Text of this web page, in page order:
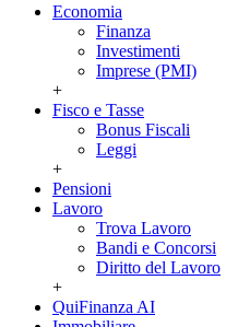
Economia
Finanza
Investimenti
Imprese (PMI)
+
Fisco e Tasse
Bonus Fiscali
Leggi
+
Pensioni
Lavoro
Trova Lavoro
Bandi e Concorsi
Diritto del Lavoro
+
QuiFinanza AI